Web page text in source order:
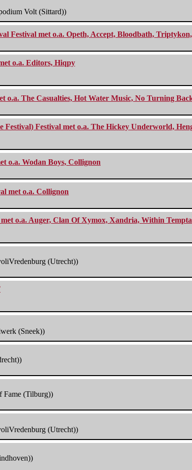
Volt (Sittard))
Festival met o.a. Opeth, Accept, Bloodbath,
o.a. Editors, Hiqpy
o.a. The Casualties, Hot Water Music, No Turning
Festival) Festival met o.a. The Hickey Underworld,
o.a. Wodan Boys, Collignon
met o.a. Collignon
o.a. Auger, Clan Of Xymox, Xandria, Within
(Utrecht))
(Sneek))
Fame (Tilburg))
(Utrecht))